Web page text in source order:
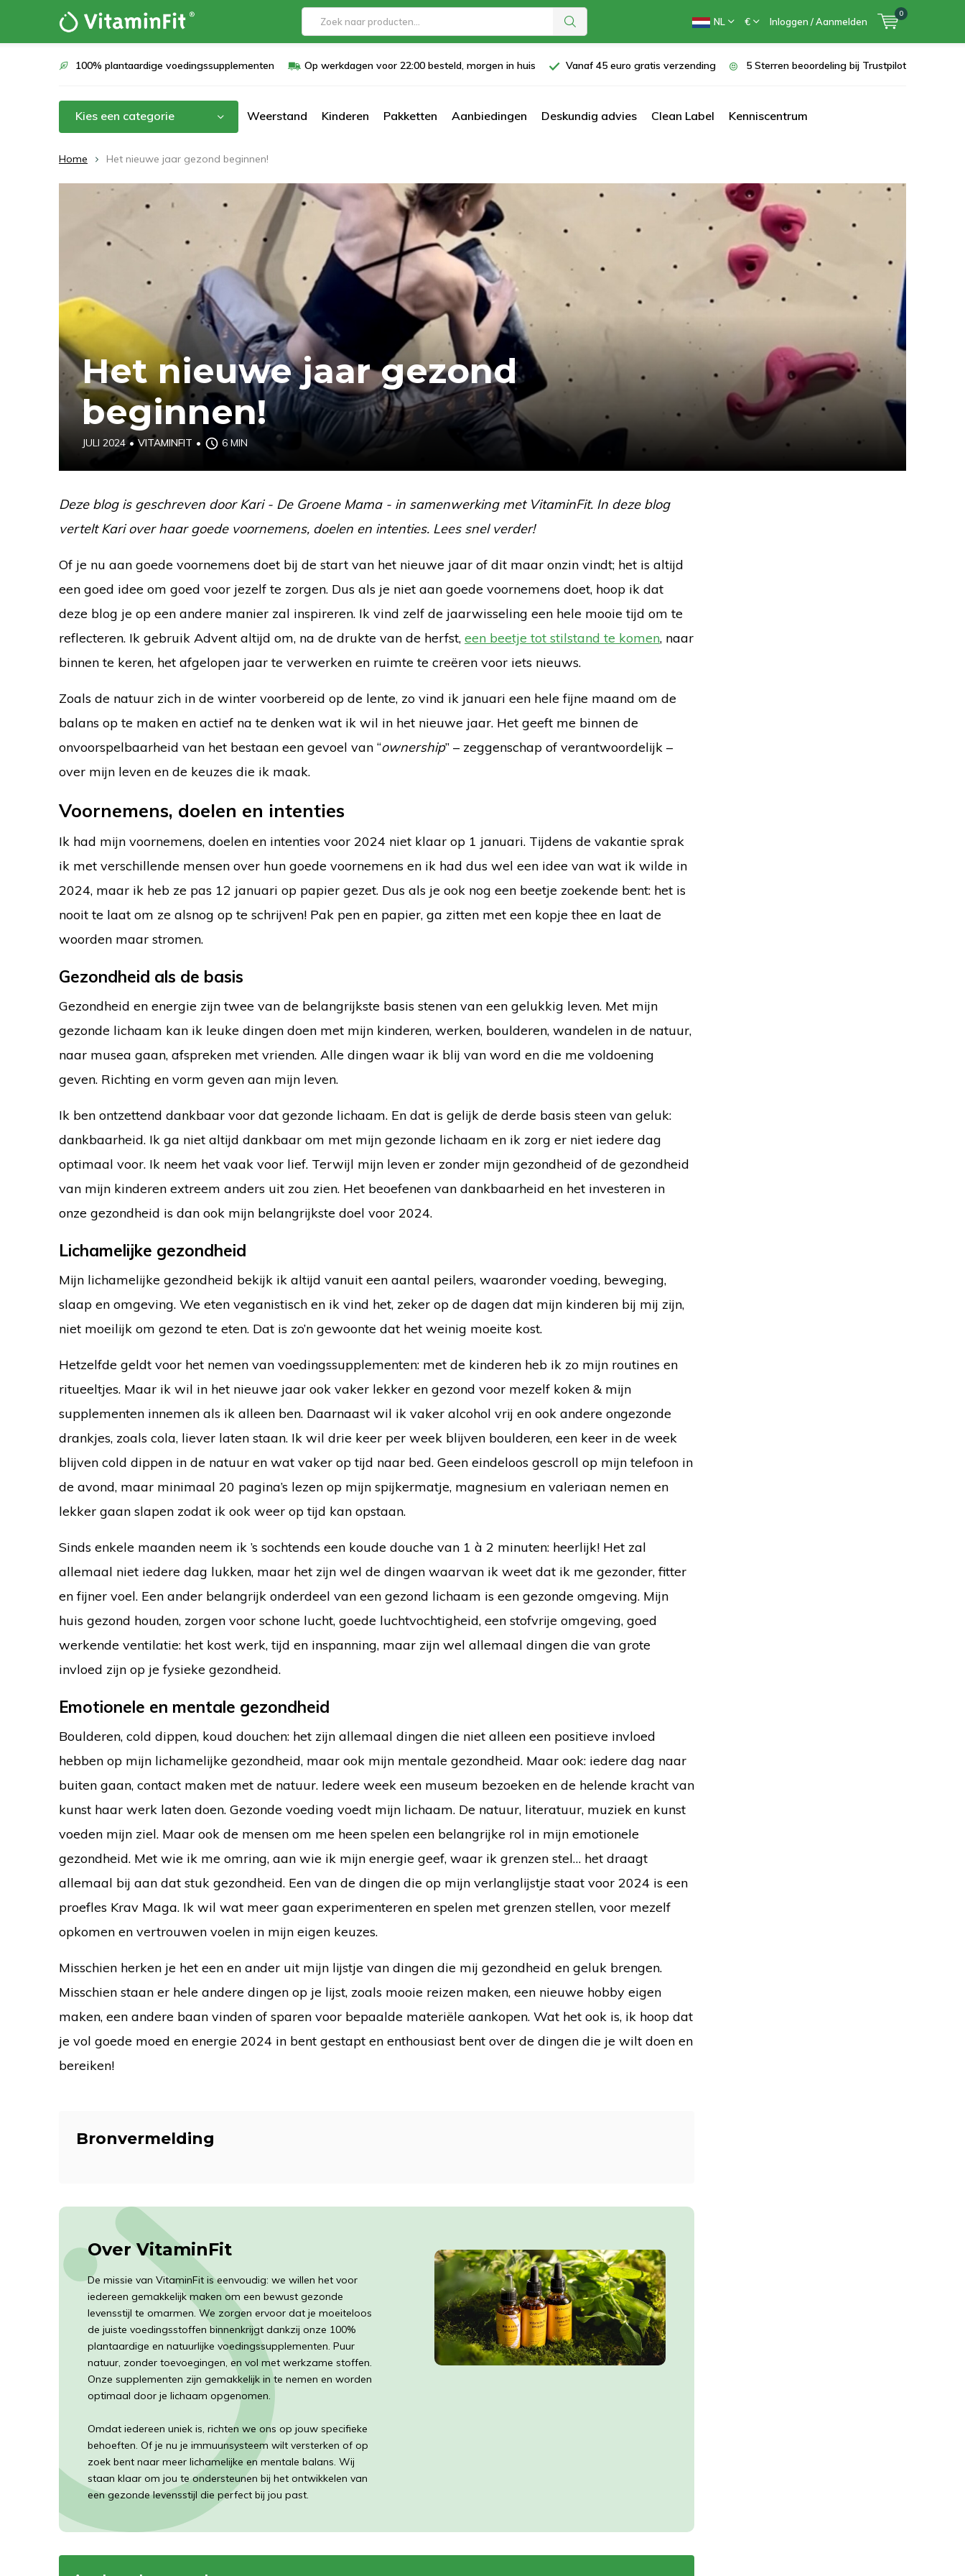
NL € Inloggen / Aanmelden
0
100% plantaardige voedingssupplementen Op werkdagen voor 22:00 besteld, morgen in huis Vanaf 45 euro gratis verzending 5 Sterren beoordeling bij Trustpilot
Kies een categorie Weerstand Kinderen Pakketten Aanbiedingen Deskundig advies Clean Label Kenniscentrum
Home Het nieuwe jaar gezond beginnen!
Het nieuwe jaar gezond
beginnen!
JULI 2024 • VITAMINFIT • 6 MIN
Deze blog is geschreven door Kari - De Groene Mama - in samenwerking met VitaminFit. In deze blog
vertelt Kari over haar goede voornemens, doelen en intenties. Lees snel verder!
Of je nu aan goede voornemens doet bij de start van het nieuwe jaar of dit maar onzin vindt; het is altijd
een goed idee om goed voor jezelf te zorgen. Dus als je niet aan goede voornemens doet, hoop ik dat
deze blog je op een andere manier zal inspireren. Ik vind zelf de jaarwisseling een hele mooie tijd om te
reflecteren. Ik gebruik Advent altijd om, na de drukte van de herfst, een beetje tot stilstand te komen, naar
binnen te keren, het afgelopen jaar te verwerken en ruimte te creëren voor iets nieuws.
Zoals de natuur zich in de winter voorbereid op de lente, zo vind ik januari een hele fijne maand om de
balans op te maken en actief na te denken wat ik wil in het nieuwe jaar. Het geeft me binnen de
onvoorspelbaarheid van het bestaan een gevoel van “ownership” – zeggenschap of verantwoordelijk –
over mijn leven en de keuzes die ik maak.
Voornemens, doelen en intenties
Ik had mijn voornemens, doelen en intenties voor 2024 niet klaar op 1 januari. Tijdens de vakantie sprak
ik met verschillende mensen over hun goede voornemens en ik had dus wel een idee van wat ik wilde in
2024, maar ik heb ze pas 12 januari op papier gezet. Dus als je ook nog een beetje zoekende bent: het is
nooit te laat om ze alsnog op te schrijven! Pak pen en papier, ga zitten met een kopje thee en laat de
woorden maar stromen.
Gezondheid als de basis
Gezondheid en energie zijn twee van de belangrijkste basis stenen van een gelukkig leven. Met mijn
gezonde lichaam kan ik leuke dingen doen met mijn kinderen, werken, boulderen, wandelen in de natuur,
naar musea gaan, afspreken met vrienden. Alle dingen waar ik blij van word en die me voldoening
geven. Richting en vorm geven aan mijn leven.
Ik ben ontzettend dankbaar voor dat gezonde lichaam. En dat is gelijk de derde basis steen van geluk:
dankbaarheid. Ik ga niet altijd dankbaar om met mijn gezonde lichaam en ik zorg er niet iedere dag
optimaal voor. Ik neem het vaak voor lief. Terwijl mijn leven er zonder mijn gezondheid of de gezondheid
van mijn kinderen extreem anders uit zou zien. Het beoefenen van dankbaarheid en het investeren in
onze gezondheid is dan ook mijn belangrijkste doel voor 2024.
Lichamelijke gezondheid
Mijn lichamelijke gezondheid bekijk ik altijd vanuit een aantal peilers, waaronder voeding, beweging,
slaap en omgeving. We eten veganistisch en ik vind het, zeker op de dagen dat mijn kinderen bij mij zijn,
niet moeilijk om gezond te eten. Dat is zo’n gewoonte dat het weinig moeite kost.
Hetzelfde geldt voor het nemen van voedingssupplementen: met de kinderen heb ik zo mijn routines en
ritueeltjes. Maar ik wil in het nieuwe jaar ook vaker lekker en gezond voor mezelf koken & mijn
supplementen innemen als ik alleen ben. Daarnaast wil ik vaker alcohol vrij en ook andere ongezonde
drankjes, zoals cola, liever laten staan. Ik wil drie keer per week blijven boulderen, een keer in de week
blijven cold dippen in de natuur en wat vaker op tijd naar bed. Geen eindeloos gescroll op mijn telefoon in
de avond, maar minimaal 20 pagina’s lezen op mijn spijkermatje, magnesium en valeriaan nemen en
lekker gaan slapen zodat ik ook weer op tijd kan opstaan.
Sinds enkele maanden neem ik ’s sochtends een koude douche van 1 à 2 minuten: heerlijk! Het zal
allemaal niet iedere dag lukken, maar het zijn wel de dingen waarvan ik weet dat ik me gezonder, fitter
en fijner voel. Een ander belangrijk onderdeel van een gezond lichaam is een gezonde omgeving. Mijn
huis gezond houden, zorgen voor schone lucht, goede luchtvochtigheid, een stofvrije omgeving, goed
werkende ventilatie: het kost werk, tijd en inspanning, maar zijn wel allemaal dingen die van grote
invloed zijn op je fysieke gezondheid.
Emotionele en mentale gezondheid
Boulderen, cold dippen, koud douchen: het zijn allemaal dingen die niet alleen een positieve invloed
hebben op mijn lichamelijke gezondheid, maar ook mijn mentale gezondheid. Maar ook: iedere dag naar
buiten gaan, contact maken met de natuur. Iedere week een museum bezoeken en de helende kracht van
kunst haar werk laten doen. Gezonde voeding voedt mijn lichaam. De natuur, literatuur, muziek en kunst
voeden mijn ziel. Maar ook de mensen om me heen spelen een belangrijke rol in mijn emotionele
gezondheid. Met wie ik me omring, aan wie ik mijn energie geef, waar ik grenzen stel… het draagt
allemaal bij aan dat stuk gezondheid. Een van de dingen die op mijn verlanglijstje staat voor 2024 is een
proefles Krav Maga. Ik wil wat meer gaan experimenteren en spelen met grenzen stellen, voor mezelf
opkomen en vertrouwen voelen in mijn eigen keuzes.
Misschien herken je het een en ander uit mijn lijstje van dingen die mij gezondheid en geluk brengen.
Misschien staan er hele andere dingen op je lijst, zoals mooie reizen maken, een nieuwe hobby eigen
maken, een andere baan vinden of sparen voor bepaalde materiële aankopen. Wat het ook is, ik hoop dat
je vol goede moed en energie 2024 in bent gestapt en enthousiast bent over de dingen die je wilt doen en
bereiken!
Bronvermelding
Over VitaminFit
De missie van VitaminFit is eenvoudig: we willen het voor
iedereen gemakkelijk maken om een bewust gezonde
levensstijl te omarmen. We zorgen ervoor dat je moeiteloos
de juiste voedingsstoffen binnenkrijgt dankzij onze 100%
plantaardige en natuurlijke voedingssupplementen. Puur
natuur, zonder toevoegingen, en vol met werkzame stoffen.
Onze supplementen zijn gemakkelijk in te nemen en worden
optimaal door je lichaam opgenomen.
Omdat iedereen uniek is, richten we ons op jouw specifieke
behoeften. Of je nu je immuunsysteem wilt versterken of op
zoek bent naar meer lichamelijke en mentale balans. Wij
staan klaar om jou te ondersteunen bij het ontwikkelen van
een gezonde levensstijl die perfect bij jou past.